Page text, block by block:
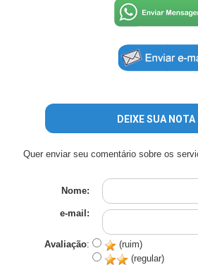
DEIXE SUA NOTA
Quer enviar seu comentário sobre os
Nome:
e-mail:
Avaliação:
(ruim)
(regular)